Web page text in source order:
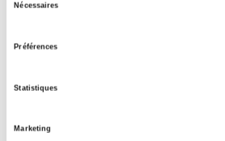
Nécessaires
Préférences
Statistiques
Marketing
Une bonne gestion de la logistique
. Pour cela,
Le coût de traitement des retours
Les immobilisations de stocks